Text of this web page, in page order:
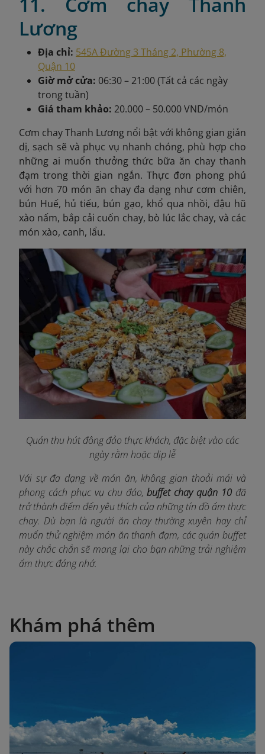
Lương
Địa chỉ: 545A Đường 3 Tháng 2, Phường 8,
Quận 10
Giờ mở cửa: 06:30 – 21:00 (Tất cả các ngày
trong tuần)
Giá tham khảo: 20.000 – 50.000 VND/món
Cơm chay Thanh Lương nổi bật với không gian giản
dị, sạch sẽ và phục vụ nhanh chóng, phù hợp cho
những ai muốn thưởng thức bữa ăn chay thanh
đạm trong thời gian ngắn. Thực đơn phong phú
với hơn 70 món ăn chay đa dạng như cơm chiên,
bún Huế, hủ tiếu, bún gạo, khổ qua nhồi, đậu hũ
xào nấm, bắp cải cuốn chay, bò lúc lắc chay, và các
món xào, canh, lẩu.
Quán thu hút đông đảo thực khách, đặc biệt vào các
ngày rằm hoặc dịp lễ
Với sự đa dạng về món ăn, không gian thoải mái và
phong cách phục vụ chu đáo,buffet chay quận 10 đã
trở thành điểm đến yêu thích của những tín đồ ẩm thực
chay. Dù bạn là người ăn chay thường xuyên hay chỉ
muốn thử nghiệm món ăn thanh đạm, các quán buffet
này chắc chắn sẽ mang lại cho bạn những trải nghiệm
ẩm thực đáng nhớ.
Khám phá thêm